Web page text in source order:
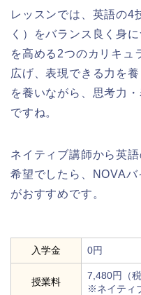
レッスンでは、英語の4
く）をバランス良く身
を高める2つのカリキュ
広げ、表現できる力を
を養いながら、思考力
ですね。
ネイティブ講師から英
希望でしたら、NOVA
がおすすめです。
入学金 0円
授業料
7,480円（
※ネイティ